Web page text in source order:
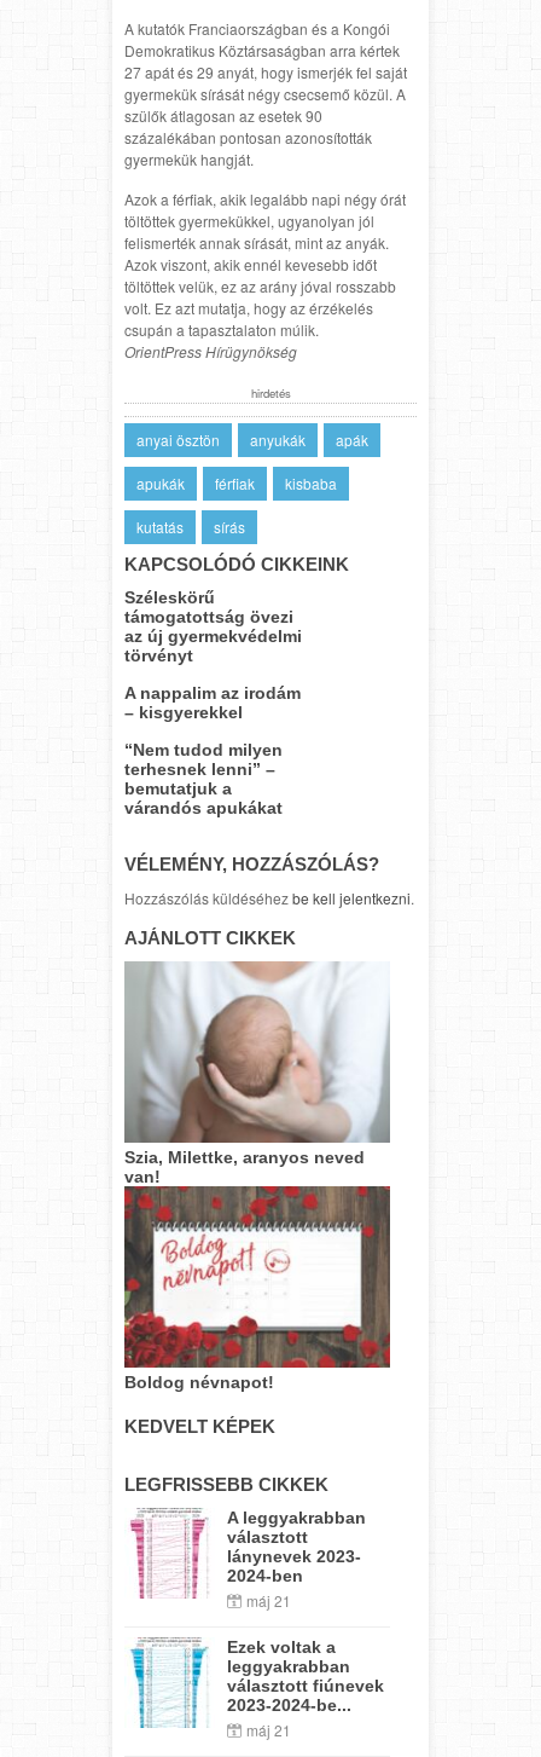
A kutatók Franciaországban és a Kongói
Demokratikus Köztársaságban arra kértek
27 apát és 29 anyát, hogy ismerjék fel saját
gyermekük sírását négy csecsemő közül. A
szülők átlagosan az esetek 90
százalékában pontosan azonosították
gyermekük hangját.
Azok a férfiak, akik legalább napi négy órát
töltöttek gyermekükkel, ugyanolyan jól
felismerték annak sírását, mint az anyák.
Azok viszont, akik ennél kevesebb időt
töltöttek velük, ez az arány jóval rosszabb
volt. Ez azt mutatja, hogy az érzékelés
csupán a tapasztalaton múlik.
OrientPress Hírügynökség
hirdetés
anyai ösztön anyukák apák
apukák férfiak kisbaba
kutatás
sírás
KAPCSOLÓDÓ CIKKEINK
Széleskörű
támogatottság övezi
az új gyermekvédelmi
törvényt
A nappalim az irodám
– kisgyerekkel
“Nem tudod milyen
terhesnek lenni” –
bemutatjuk a
várandós apukákat
VÉLEMÉNY, HOZZÁSZÓLÁS?
Hozzászólás küldéséhezbe kell jelentkezni.
AJÁNLOTT CIKKEK
Szia, Milettke, aranyos neved
van!
Boldog névnapot!
KEDVELT KÉPEK
LEGFRISSEBB CIKKEK
A leggyakrabban
választott
lánynevek 2023-
2024-ben
máj 21
Ezek voltak a
leggyakrabban
választott fiúnevek
2023-2024-be...
máj 21